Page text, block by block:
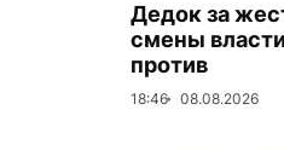
Дедок за
смены
против
18:46 08.08.2026